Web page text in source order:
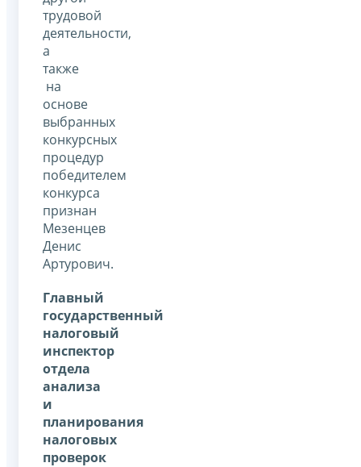
трудовой
деятельности,
а
также
на
основе
выбранных
конкурсных
процедур
победителем
конкурса
признан
Мезенцев
Денис
Артурович.
Главный
государственный
налоговый
инспектор
отдела
анализа
и
планирования
налоговых
проверок